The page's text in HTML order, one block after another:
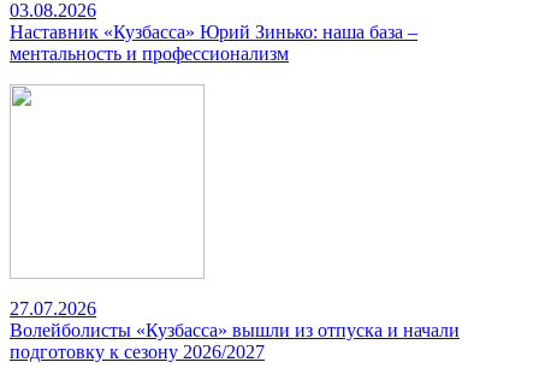
03.08.2026
Наставник «Кузбасса» Юрий Зинько: наша база –
ментальность и профессионализм
27.07.2026
Волейболисты «Кузбасса» вышли из отпуска и начали
подготовку к сезону 2026/2027